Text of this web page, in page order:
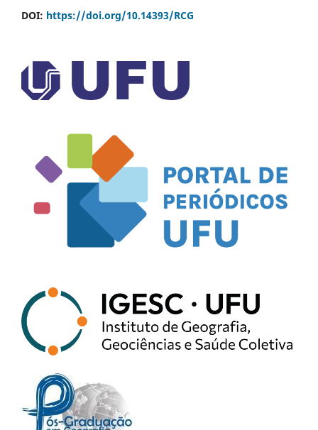
DOI: https://doi.org/10.14393/RCG